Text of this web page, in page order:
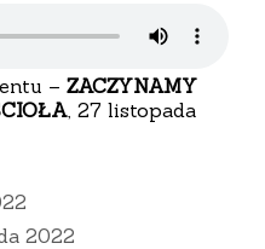
– ZACZYNAMY
, 27 listopada
2022